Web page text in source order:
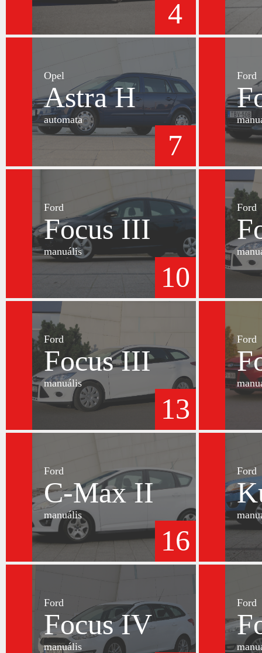
4
Opel
Astra H
automata
7
Ford
Ford
Focus III
manuális
10
Ford
Ford
Focus III
manuális
13
Ford
Ford
C-Max II
manuális
16
Ford
Ford
Focus IV
manuális
Ford